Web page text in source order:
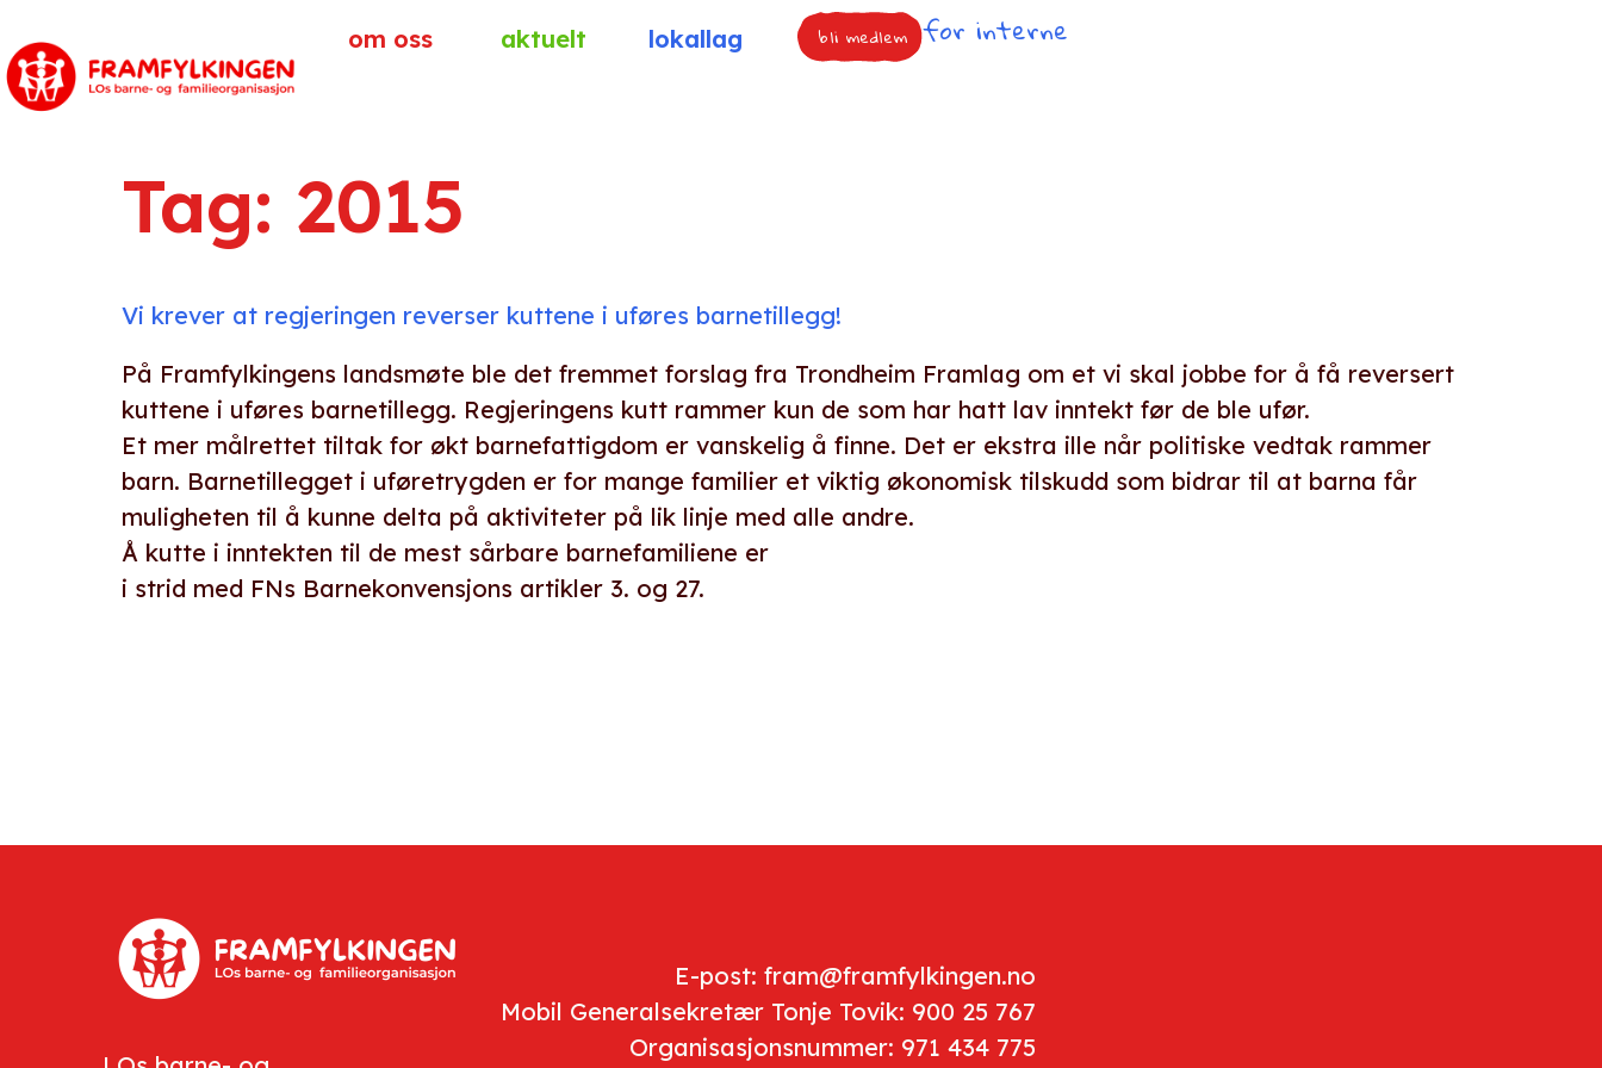
om oss aktuelt lokallag bli medlem for interne
Tag: 2015
Vi krever at regjeringen reverser kuttene i uføres barnetillegg!
På Framfylkingens landsmøte ble det fremmet forslag fra Trondheim Framlag om et vi skal jobbe for å få reversert
kuttene i uføres barnetillegg. Regjeringens kutt rammer kun de som har hatt lav inntekt før de ble ufør.
Et mer målrettet tiltak for økt barnefattigdom er vanskelig å finne. Det er ekstra ille når politiske vedtak rammer
barn. Barnetillegget i uføretrygden er for mange familier et viktig økonomisk tilskudd som bidrar til at barna får
muligheten til å kunne delta på aktiviteter på lik linje med alle andre.
Å kutte i inntekten til de mest sårbare barnefamiliene er
i strid med FNs Barnekonvensjons artikler 3. og 27.
E-post: fram@framfylkingen.no
Mobil Generalsekretær Tonje Tovik: 900 25 767
Organisasjonsnummer: 971 434 775